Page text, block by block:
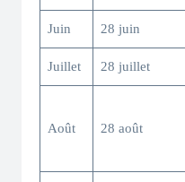
Juin 28 juin
Juillet 28 juillet
Août 28 août